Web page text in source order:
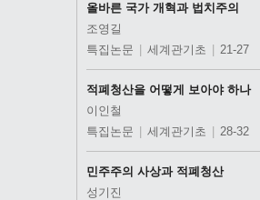
올바른 국가 개혁과 법치주의
조영길
특집논문
세계관기초 21-27
적폐청산을 어떻게 보아야 하나
이인철
특집논문
세계관기초 28-32
민주주의 사상과 적폐청산
성기진